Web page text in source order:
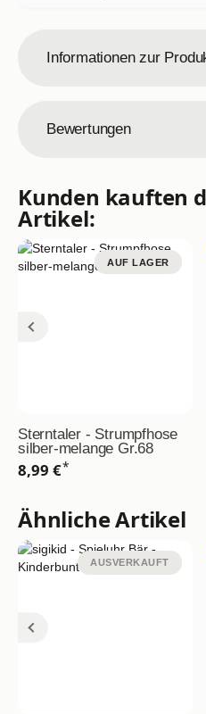
Informationen zur
Bewertungen
Kunden kauften
Artikel:
AUF LAGER
Sterntaler - Strumpfhose
silber-melange Gr.68
8,99 €*
Ähnliche Artikel
AUSVERKAUFT